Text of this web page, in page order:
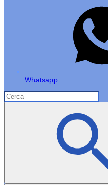
Whatsapp